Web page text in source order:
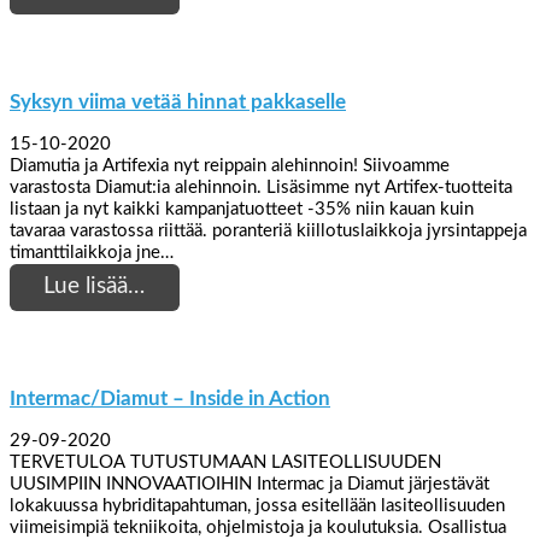
Syksyn viima vetää hinnat pakkaselle
15-10-2020
Diamutia ja Artifexia nyt reippain alehinnoin! Siivoamme
varastosta Diamut:ia alehinnoin. Lisäsimme nyt Artifex-tuotteita
listaan ja nyt kaikki kampanjatuotteet -35% niin kauan kuin
tavaraa varastossa riittää. poranteriä kiillotuslaikkoja jyrsintappeja
timanttilaikkoja jne…
Lue lisää…
Intermac/Diamut – Inside in Action
29-09-2020
TERVETULOA TUTUSTUMAAN LASITEOLLISUUDEN
UUSIMPIIN INNOVAATIOIHIN Intermac ja Diamut järjestävät
lokakuussa hybriditapahtuman, jossa esitellään lasiteollisuuden
viimeisimpiä tekniikoita, ohjelmistoja ja koulutuksia. Osallistua